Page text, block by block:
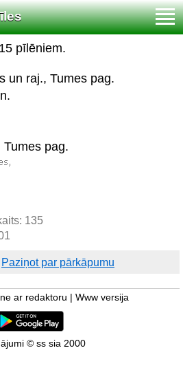
pīlēniem.
un raj., Tumes pag.
pag.
135
Paziņot par pārkāpumu
ar redaktoru Www versija
© ss sia 2000